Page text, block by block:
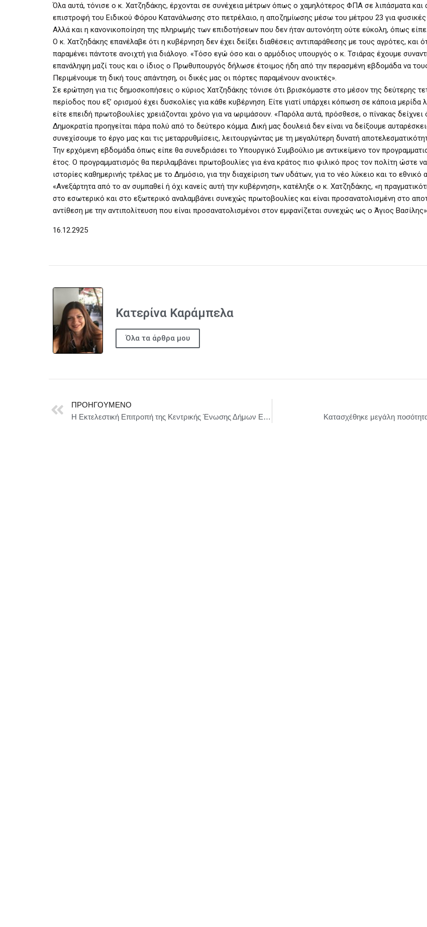
Όλα αυτά, τόνισε ο κ. Χατζηδάκης, έρχονται σε συνέχεια μέτρων όπως ο χαμηλότερος ΦΠΑ σε λιπάσματα και
επιστροφή του Ειδικού Φόρου Κατανάλωσης στο πετρέλαιο, η αποζημίωσης μέσω του μέτρου 23 για
Αλλά και η κανονικοποίηση της πληρωμής των επιδοτήσεων που δεν ήταν αυτονόητη ούτε εύκολη, όπως είπε.
Ο κ. Χατζηδάκης επανέλαβε ότι η κυβέρνηση δεν έχει δείξει διαθέσεις αντιπαράθεσης με τους αγρότες, και
παραμένει πάντοτε ανοιχτή για διάλογο. «Τόσο εγώ όσο και ο αρμόδιος υπουργός ο κ. Τσιάρας έχουμε
επανάληψη μαζί τους και ο ίδιος ο Πρωθυπουργός δήλωσε έτοιμος ήδη από την περασμένη εβδομάδα να
Περιμένουμε τη δική τους απάντηση, οι δικές μας οι πόρτες παραμένουν ανοικτές».
Σε ερώτηση για τις δημοσκοπήσεις ο κύριος Χατζηδάκης τόνισε ότι βρισκόμαστε στο μέσον της δεύτερης
περίοδος που εξ’ ορισμού έχει δυσκολίες για κάθε κυβέρνηση. Είτε γιατί υπάρχει κόπωση σε κάποια μερίδα
είτε επειδή πρωτοβουλίες χρειάζονται χρόνο για να ωριμάσουν. «Παρόλα αυτά, πρόσθεσε, ο πίνακας δείχνει
Δημοκρατία προηγείται πάρα πολύ από το δεύτερο κόμμα. Δική μας δουλειά δεν είναι να δείξουμε
συνεχίσουμε το έργο μας και τις μεταρρυθμίσεις, λειτουργώντας με τη μεγαλύτερη δυνατή
Την ερχόμενη εβδομάδα όπως είπε θα συνεδριάσει το Υπουργικό Συμβούλιο με αντικείμενο τον
έτος. Ο προγραμματισμός θα περιλαμβάνει πρωτοβουλίες για ένα κράτος πιο φιλικό προς τον πολίτη ώστε
ιστορίες καθημερινής τρέλας με το Δημόσιο, για την διαχείριση των υδάτων, για το νέο λύκειο και το εθνικό
«Ανεξάρτητα από το αν συμπαθεί ή όχι κανείς αυτή την κυβέρνηση», κατέληξε ο κ. Χατζηδάκης, «η
στο εσωτερικό και στο εξωτερικό αναλαμβάνει συνεχώς πρωτοβουλίες και είναι προσανατολισμένη στο
αντίθεση με την αντιπολίτευση που είναι προσανατολισμένοι στον εμφανίζεται συνεχώς ως ο Άγιος
16.12.2925
Κατερίνα Καράμπελα
Όλα τα άρθρα μου
ΠΡΟΗΓΟΎΜΕΝΟ
Η Εκτελεστική Επιτροπή της Κεντρικής Ένωσης Δήμων Ελλάδας (ΚΕΔΕ) στη Βουλή των Ελλήνων
Kατασχέθηκε μεγάλη